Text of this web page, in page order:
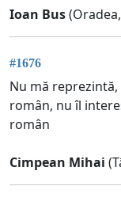
Ioan Bus
#1676
Nu mă
român, nu îl
român
Cimpean Mihai